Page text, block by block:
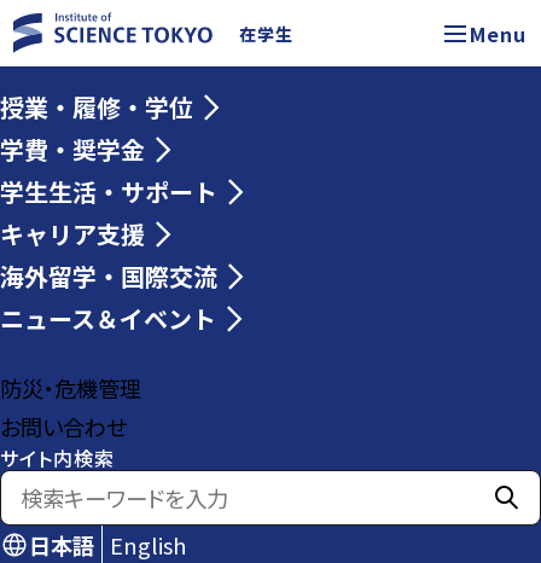
在学生 Menu
授業・履修・学位
学費・奨学金
学生生活・サポート
キャリア支援
海外留学・国際交流
ニュース＆イベント
防災・危機管理
お問い合わせ
サイト内検索
日本語 English